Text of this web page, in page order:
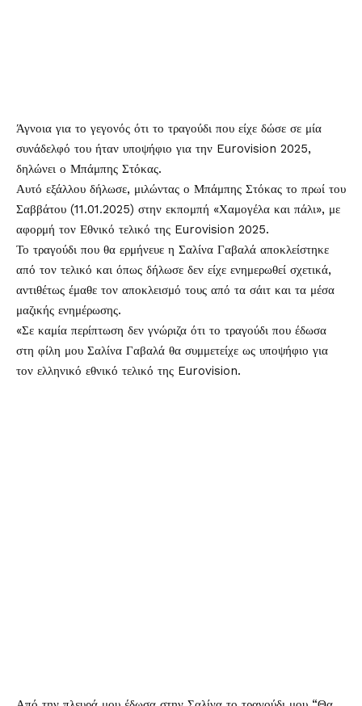
Άγνοια για το γεγονός ότι το τραγούδι που είχε δώσε σε μία
συνάδελφό του ήταν υποψήφιο για την Eurovision 2025,
δηλώνει ο Μπάμπης Στόκας.
Αυτό εξάλλου δήλωσε, μιλώντας ο Μπάμπης Στόκας το πρωί του
Σαββάτου (11.01.2025) στην εκπομπή «Χαμογέλα και πάλι», με
αφορμή τον Εθνικό τελικό της Eurovision 2025.
Το τραγούδι που θα ερμήνευε η Σαλίνα Γαβαλά αποκλείστηκε
από τον τελικό και όπως δήλωσε δεν είχε ενημερωθεί σχετικά,
αντιθέτως έμαθε τον αποκλεισμό τους από τα σάιτ και τα μέσα
μαζικής ενημέρωσης.
«Σε καμία περίπτωση δεν γνώριζα ότι το τραγούδι που έδωσα
στη φίλη μου Σαλίνα Γαβαλά θα συμμετείχε ως υποψήφιο για
τον ελληνικό εθνικό τελικό της Eurovision.